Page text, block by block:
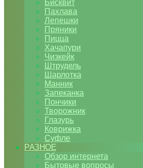
Бисквит
Пахлава
Лепешки
Пряники
Пицца
Хачапури
Чизкейк
Штрудель
Шарлотка
Манник
Запеканка
Пончики
Творожник
Глазурь
Коврижка
Суфле
РАЗНОЕ
Обзор интернета
Бытовые вопросы